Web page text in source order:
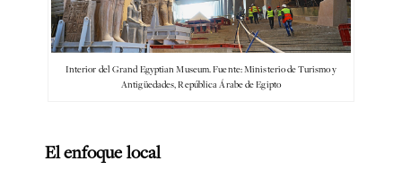
Interior del Grand Egyptian Museum. Fuente: Ministerio de Turismo y
Antigüedades, República Árabe de Egipto
El enfoque local